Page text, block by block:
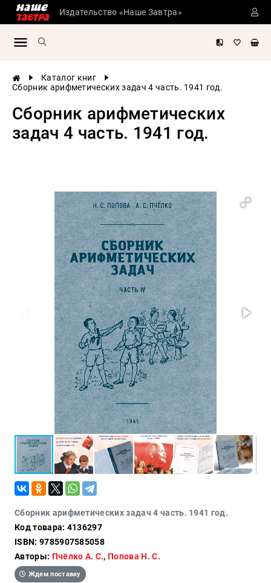
Издательство «Наше Завтра»
Каталог книг
Сборник арифметических задач 4 часть. 1941 год.
Сборник арифметических
задач 4 часть. 1941 год.
Сборник арифметических задач 4 часть. 1941 год.
Код товара: 4136297
ISBN: 9785907585058
Авторы: Пчёлко А. С., Попова Н. С.
Ждем поставку
Сталинские
литература
История
России
история
Экономика
Психология
Конспирология
Политика
Разведка
шпионаж
Мемуары
биографии
Учебная
литература
Фольклор
будущего
Публицистика
Коллекционные
издания
Тайное и
непознанное
Образ
жизни